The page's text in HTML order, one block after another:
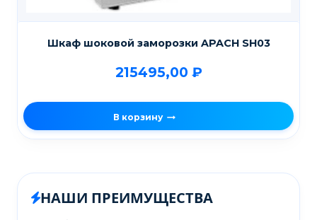
Шкаф шоковой заморозки APACH SH03
215495,00 ₽
В корзину
НАШИ ПРЕИМУЩЕСТВА